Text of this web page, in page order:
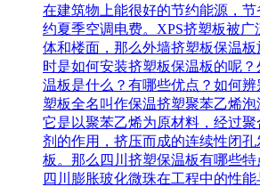
在建筑物上能很好的节约能源，
约夏季空调电费。XPS挤塑板被
体和楼面，那么外墙挤塑板保温
时是如何安装挤塑板保温板的呢？
温板是什么？有哪些优点？如何辨
塑板全名叫作保温挤塑聚苯乙烯泡
它是以聚苯乙烯为原材料，经过
剂的作用，挤压而成的连续性闭
板。那么四川挤塑保温板有哪些特
四川膨胀玻化微珠在工程中的性